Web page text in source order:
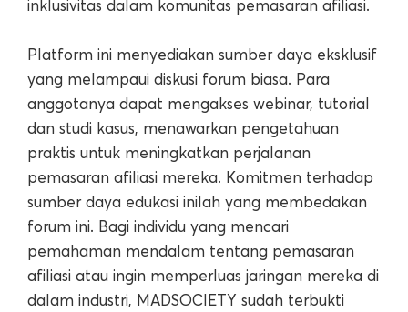
inklusivitas dalam komunitas pemasaran afiliasi.
Platform ini menyediakan sumber daya eksklusif
yang melampaui diskusi forum biasa. Para
anggotanya dapat mengakses webinar, tutorial
dan studi kasus, menawarkan pengetahuan
praktis untuk meningkatkan perjalanan
pemasaran afiliasi mereka. Komitmen terhadap
sumber daya edukasi inilah yang membedakan
forum ini. Bagi individu yang mencari
pemahaman mendalam tentang pemasaran
afiliasi atau ingin memperluas jaringan mereka di
dalam industri, MADSOCIETY sudah terbukti